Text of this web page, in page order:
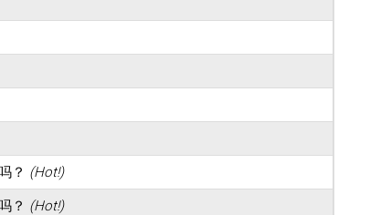
？ (Hot!)
？ (Hot!)